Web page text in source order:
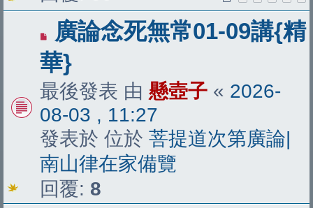
有
新
文
章
廣論念死無常01-09講{精
華}
最後發表 由 懸壺子 « 2026-
08-03 , 11:27
發表於 位於 菩提道次第廣論|
南山律在家備覽
回覆: 8